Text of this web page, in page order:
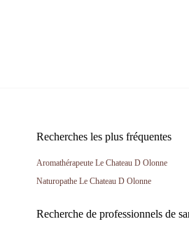
Recherches les plus fréquentes
Aromathérapeute Le Chateau D Olonne
Naturopathe Le Chateau D Olonne
Recherche de professionnels de